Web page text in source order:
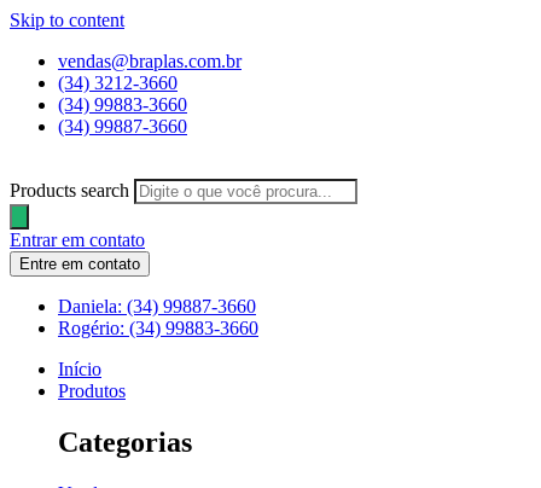
Skip to content
vendas@braplas.com.br
(34) 3212-3660
(34) 99883-3660
(34) 99887-3660
Products search
Entrar em contato
Entre em contato
Daniela: (34) 99887-3660
Rogério: (34) 99883-3660
Início
Produtos
Categorias